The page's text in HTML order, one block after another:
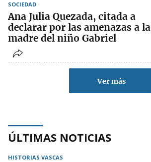
SOCIEDAD
Ana Julia Quezada, citada a
declarar por las amenazas a la
madre del niño Gabriel
Ver más
ÚLTIMAS NOTICIAS
HISTORIAS VASCAS